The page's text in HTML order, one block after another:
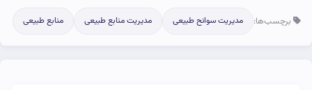
برچسب‌ها: مدیریت سوانح طبیعی مدیریت منابع طبیعی منابع طبیعی